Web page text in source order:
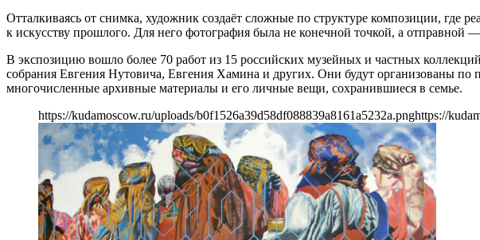
Отталкиваясь от снимка, художник создаёт сложные по структуре композиции,
к искусству прошлого. Для него фотография была не конечной точкой, а
В экспозицию вошло более 70 работ из 15 российских музейных и частных
собрания Евгения Нутовича, Евгения Хамина и других. Они будут организованы по
многочисленные архивные материалы и его личные вещи, сохранившиеся в семье.
https://kudamoscow.ru/uploads/b0f1526a39d58df088839a8161a5232a.pnghttps://